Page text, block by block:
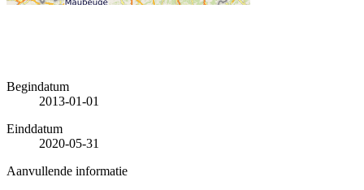
Begindatum
2013-01-01
Einddatum
2020-05-31
Aanvullende informatie